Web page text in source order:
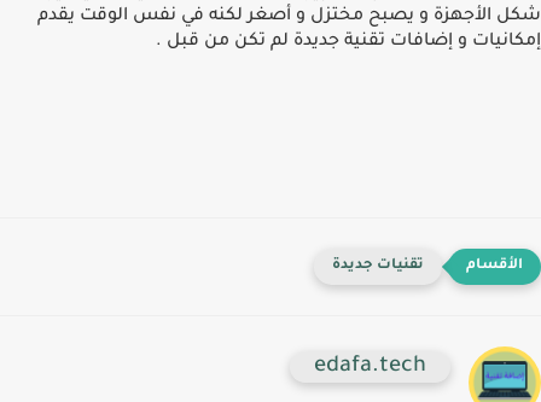
شكل اﻷجهزة و يصبح مختزل و أصغر لكنه في نفس الوقت يقدم
إمكانيات و إضافات تقنية جديدة لم تكن من قبل .
تقنيات جديدة
edafa.tech